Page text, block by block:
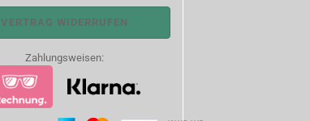
VERTRAG WIDERRUFEN
Zahlungsweisen: